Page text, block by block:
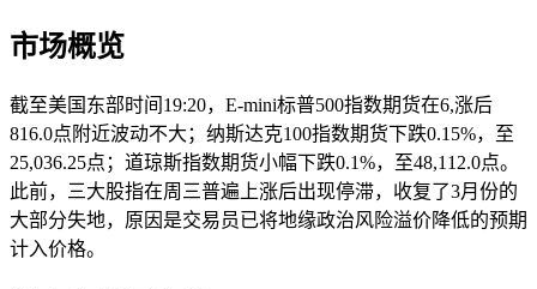
市场概览
截至美国东部时间19:20，E-mini标普500指数期货在6,涨后
816.0点附近波动不大；纳斯达克100指数期货下跌0.15%，至
25,036.25点；道琼斯指数期货小幅下跌0.1%，至48,112.0点。
此前，三大股指在周三普遍上涨后出现停滞，收复了3月份的
大部分失地，原因是交易员已将地缘政治风险溢价降低的预期
计入价格。